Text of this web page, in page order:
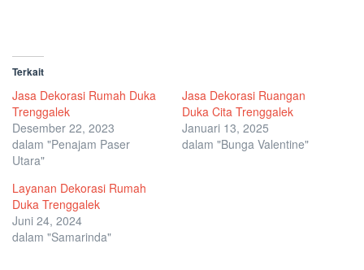
Terkait
Jasa Dekorasi Rumah Duka
Trenggalek
Desember 22, 2023
dalam "Penajam Paser
Utara"
Jasa Dekorasi Ruangan
Duka Cita Trenggalek
Januari 13, 2025
dalam "Bunga Valentine"
Layanan Dekorasi Rumah
Duka Trenggalek
Juni 24, 2024
dalam "Samarinda"